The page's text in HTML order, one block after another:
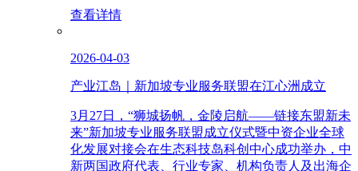
查看详情
2026-04-03
产业江岛｜新加坡专业服务联盟在江心洲成立
3月27日，“狮城扬帆，金陵启航——链接东盟新未
来”新加坡专业服务联盟成立仪式暨中资企业全球
化发展对接会在生态科技岛科创中心成功举办，中
新两国政府代表、行业专家、机构负责人及出海企